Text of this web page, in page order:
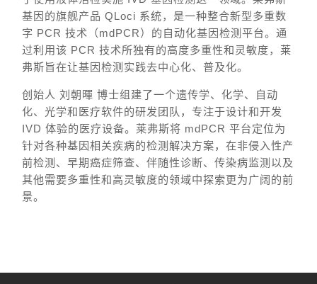
基因的旗舰产品 QLoci 系统，是一种整合新型多重数
字 PCR 技术（mdPCR）的自动化基因检测平台。通
过利用该 PCR 技术所独有的高度多重性和灵敏度，莱
弗斯旨在让基因检测实践去中心化、普及化。
创始人 刘朝暉 博士组建了一个遗传学、化学、自动
化、光学和医疗软件的研发团队，专注于设计和开发
IVD 体验的医疗设备。莱弗斯将 mdPCR 平台定位为
针对各种基因相关疾病的检测解决方案，在非侵入性产
前检测、早期癌症筛查、伴随性诊断、传染病监测以及
其他需要多重性和高灵敏度的领域中探索更为广阔的前
景。